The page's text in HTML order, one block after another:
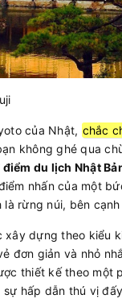
của Nhật, chắc
không ghé qua
điểm du lịch Nhật
nhấn của một
rừng núi, bên
xây dựng theo kiểu
đơn giản và nhỏ
thiết kế theo một
hấp dẫn thú vị